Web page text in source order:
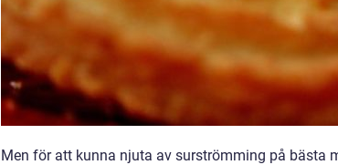
Men för att kunna njuta av surströmming på bästa